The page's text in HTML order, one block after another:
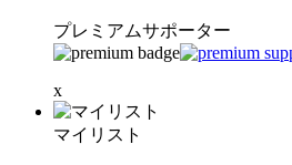
プレミアムサポーター
x
マイリスト